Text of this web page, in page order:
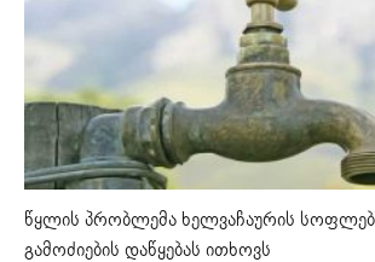
წყლის პრობლემა ხელვაჩაურის
გამოძიების დაწყებას ითხოვს